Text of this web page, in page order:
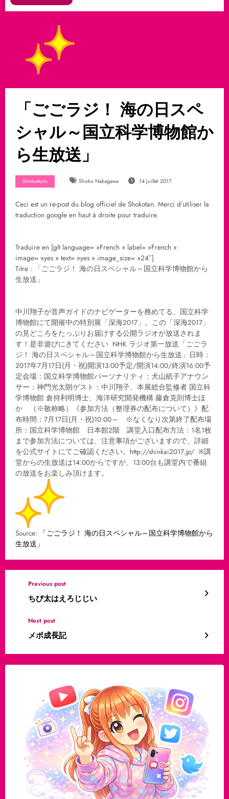
「ごごラジ！ 海の日スペ
シャル～国立科学博物館か
ら生放送」
ShokoActu Shoko Nakagawa 14 Juillet 2017
Ceci est un re-post du blog officiel de Shokotan. Merci d’utiliser la
traduction google en haut à droite pour traduire.
Traduire en [glt language= »French » label= »French »
image= »yes » text= »yes » image_size= »24″]
Titre : 「ごごラジ！ 海の日スペシャル～国立科学博物館から
生放送」
中川翔子が音声ガイドのナビゲーターを務めてる、国立科学
博物館にて開催中の特別展「深海2017」。この「深海2017」
の見どころをたっぷりお届けする公開ラジオが放送されま
す！是非遊びにきてください NHK ラジオ第一放送「ごごラ
ジ！ 海の日スペシャル～国立科学博物館から生放送」日時：
2017年7月17日(月・祝)開演13:00予定/開演14:00/終演16:00予
定会場：国立科学博物館パーソナリティ：犬山紙子アナウン
サー：神門光太朗ゲスト：中川翔子、本展総合監修者 国立科
学博物館 倉持利明博士、海洋研究開発機構 藤倉克則博士ほ
か （※敬称略）《参加方法（整理券の配布について）》配
布時間：7月17日(月・祝)10:00～ ※なくなり次第終了配布場
所：国立科学博物館 日本館2階 講堂入口配布方法：1名1枚
まで参加方法については、注意事項がございますので、詳細
を公式サイトにてご確認ください。http://shinkai2017.jp/ ※講
堂からの生放送は14:00からですが、13:00台も講堂内で番組
の放送をお楽しみ頂けます。
Source:
「ごごラジ！ 海の日スペシャル～国立科学博物館から
生放送」
Previous post
ちび太はえろじじい
Next post
メポ成長記